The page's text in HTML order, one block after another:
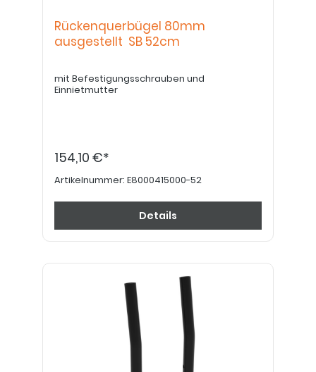
Rückenquerbügel 80mm
ausgestellt SB 52cm
mit Befestigungsschrauben und
Einnietmutter
154,10 €*
Artikelnummer: E8000415000-52
Details